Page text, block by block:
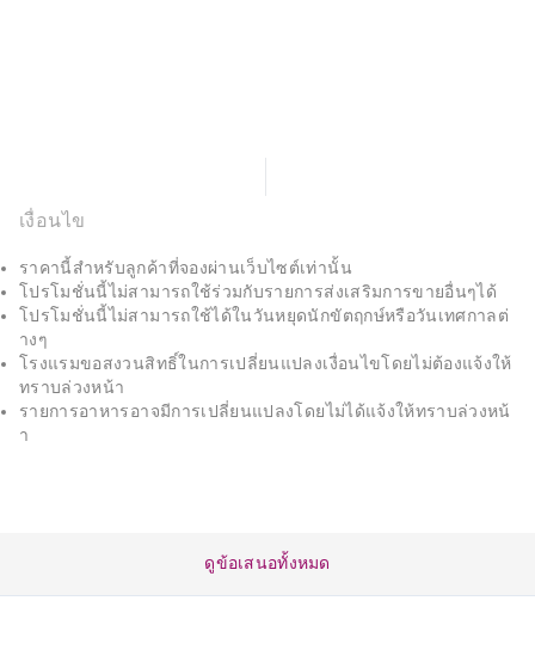
เงื่อนไข
ราคานี้สำหรับลูกค้าที่จองผ่านเว็บไซต์เท่านั้น
โปรโมชั่นนี้ไม่สามารถใช้ร่วมกับรายการส่งเสริมการขายอื่นๆได้
โปรโมชั่นนี้ไม่สามารถใช้ได้ในวันหยุดนักขัตฤกษ์หรือวันเทศกาลต่
างๆ
โรงแรมขอสงวนสิทธิ์ในการเปลี่ยนแปลงเงื่อนไขโดยไม่ต้องแจ้งให้
ทราบล่วงหน้า
รายการอาหารอาจมีการเปลี่ยนแปลงโดยไม่ได้แจ้งให้ทราบล่วงหน้
า
ดูข้อเสนอทั้งหมด